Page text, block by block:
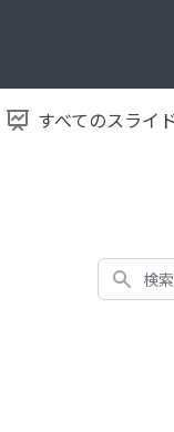
すべてのスライド
検索